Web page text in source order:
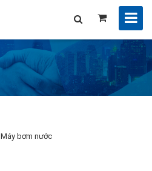
Máy bơm nước